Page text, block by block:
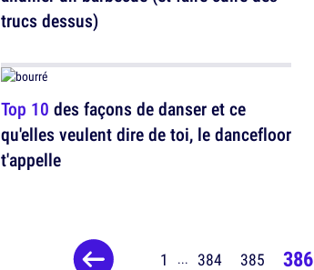
trucs dessus)
Top 10 des façons de danser et ce
qu'elles veulent dire de toi, le dancefloor
t'appelle
1 ... 384 385 386